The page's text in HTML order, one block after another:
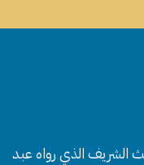
الشريف الذي رواه عبد